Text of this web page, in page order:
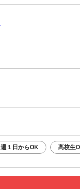
週１日からOK 高校生